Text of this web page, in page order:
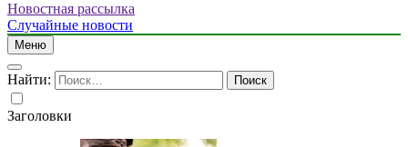
Новостная рассылка
Случайные новости
Меню
Найти:
Заголовки